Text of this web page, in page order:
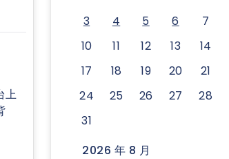
上
2026 年 8 月
3
4 5 6 7
10
11 12 13 14
17
18 19 20 21
24
25 26 27 28
31